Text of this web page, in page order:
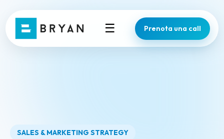
☰ Prenota una call
SALES & MARKETING STRATEGY